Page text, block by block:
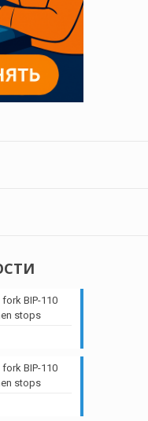
BIP-110
stops
BIP-110
stops